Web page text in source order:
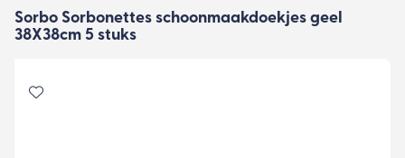
Sorbo Sorbonettes schoonmaakdoekjes geel
38X38cm 5 stuks